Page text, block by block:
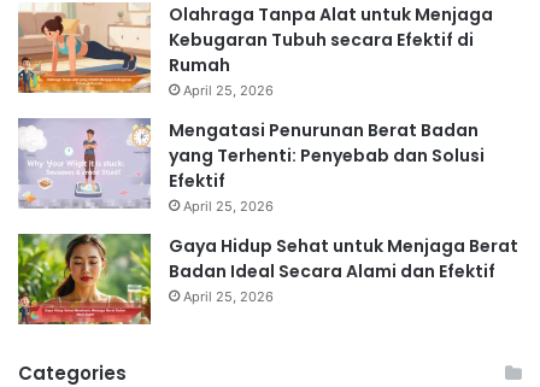
Olahraga Tanpa Alat untuk Menjaga
Kebugaran Tubuh secara Efektif di
Rumah
April 25, 2026
Mengatasi Penurunan Berat Badan
yang Terhenti: Penyebab dan Solusi
Efektif
April 25, 2026
Gaya Hidup Sehat untuk Menjaga Berat
Badan Ideal Secara Alami dan Efektif
April 25, 2026
Categories